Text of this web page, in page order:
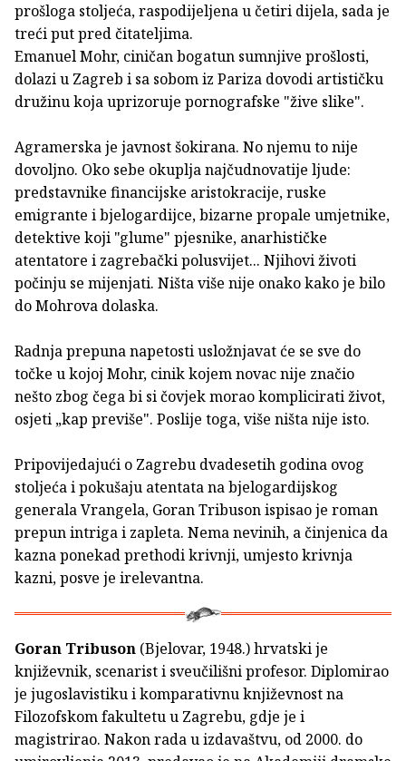
prošloga stoljeća, raspodijeljena u četiri dijela, sada je
treći put pred čitateljima.
Emanuel Mohr, ciničan bogatun sumnjive prošlosti,
dolazi u Zagreb i sa sobom iz Pariza dovodi artističku
družinu koja uprizoruje pornografske "žive slike".
Agramerska je javnost šokirana. No njemu to nije
dovoljno. Oko sebe okuplja najčudnovatije ljude:
predstavnike financijske aristokracije, ruske
emigrante i bjelogardijce, bizarne propale umjetnike,
detektive koji "glume" pjesnike, anarhističke
atentatore i zagrebački polusvijet... Njihovi životi
počinju se mijenjati. Ništa više nije onako kako je bilo
do Mohrova dolaska.
Radnja prepuna napetosti usložnjavat će se sve do
točke u kojoj Mohr, cinik kojem novac nije značio
nešto zbog čega bi si čovjek morao komplicirati život,
osjeti „kap previše". Poslije toga, više ništa nije isto.
Pripovijedajući o Zagrebu dvadesetih godina ovog
stoljeća i pokušaju atentata na bjelogardijskog
generala Vrangela, Goran Tribuson ispisao je roman
prepun intriga i zapleta. Nema nevinih, a činjenica da
kazna ponekad prethodi krivnji, umjesto krivnja
kazni, posve je irelevantna.
Goran Tribuson (Bjelovar, 1948.) hrvatski je
književnik, scenarist i sveučilišni profesor. Diplomirao
je jugoslavistiku i komparativnu književnost na
Filozofskom fakultetu u Zagrebu, gdje je i
magistrirao. Nakon rada u izdavaštvu, od 2000. do